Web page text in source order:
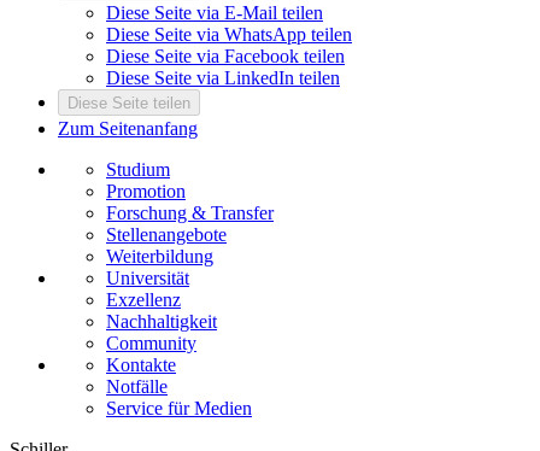
Diese Seite via E-Mail teilen
Diese Seite via WhatsApp teilen
Diese Seite via Facebook teilen
Diese Seite via LinkedIn teilen
Diese Seite teilen
Zum Seitenanfang
Studium
Promotion
Forschung & Transfer
Stellenangebote
Weiterbildung
Universität
Exzellenz
Nachhaltigkeit
Community
Kontakte
Notfälle
Service für Medien